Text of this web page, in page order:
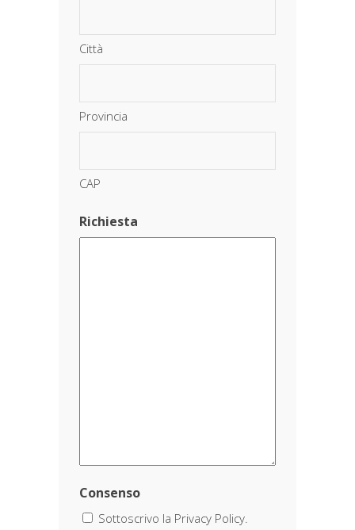
Città
Provincia
CAP
Richiesta
Consenso
Sottoscrivo la Privacy Policy.